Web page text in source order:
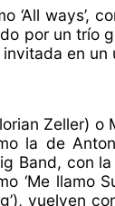
‘All ways’,
por un trío
en
Zeller)
la de
Band, con
‘Me llamo
vuelven